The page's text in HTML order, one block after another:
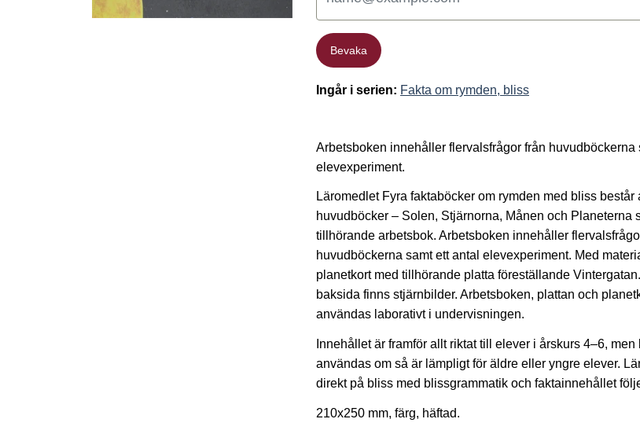
Bevaka
Bevaka
Ingår i serien: Fakta om rymden, bliss
Arbetsboken innehåller flervalsfrågor från huvudböckerna
elevexperiment.
Läromedlet Fyra faktaböcker om rymden med bliss består
huvudböcker – Solen, Stjärnorna, Månen och Planeterna
tillhörande arbetsbok. Arbetsboken innehåller
huvudböckerna samt ett antal elevexperiment. Med
planetkort med tillhörande platta föreställande
baksida finns stjärnbilder. Arbetsboken, plattan och
användas laborativt i undervisningen.
Innehållet är framför allt riktat till elever i årskurs 4–6, men
användas om så är lämpligt för äldre eller yngre elever.
direkt på bliss med blissgrammatik och faktainnehållet
210x250 mm, färg, häftad.